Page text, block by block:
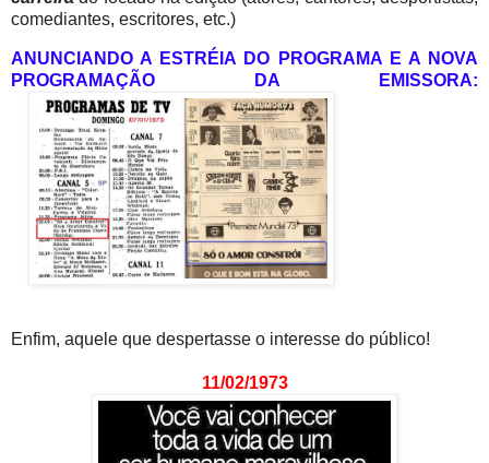
comediantes, escritores, etc.)
ANUNCIANDO A ESTRÉIA DO PROGRAMA E A NOVA
PROGRAMAÇÃO DA EMISSORA:
Enfim, aquele que despertasse o interesse do público!
11/02/1973